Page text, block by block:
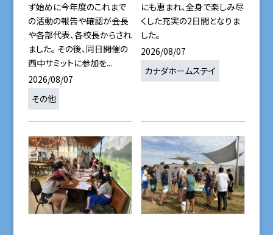
ず始めに今年度のこれまで
の活動の報告や確認が会長
や各部代表、各校長からされ
ました。 その後、同日開催の
西中サミットに参加を...
2026/08/07
その他
にも恵まれ、全身で楽しみ尽
くした充実の2日間となりま
した。
2026/08/07
カナダホームステイ